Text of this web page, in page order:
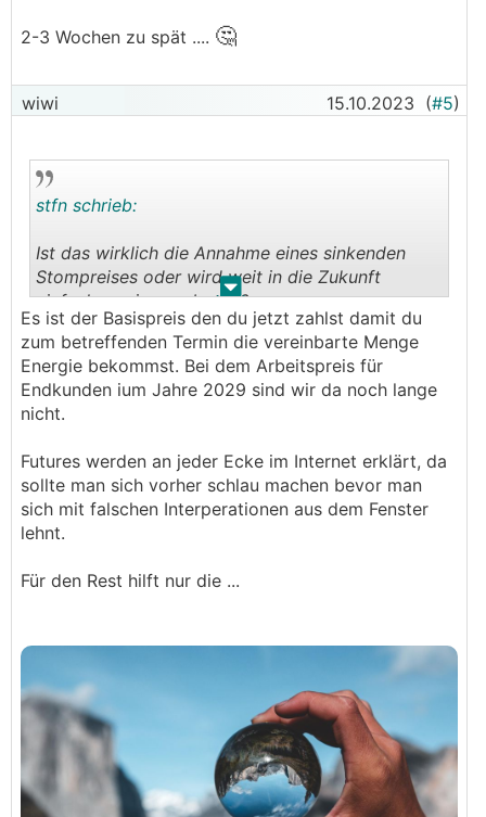
2-3 Wochen zu spät .... 🤔
wiwi 15.10.2023 (#5)
. .
stfn schrieb:
Ist das wirklich die Annahme eines sinkenden
Stompreises oder wird weit in die Zukunft
einfach weniger geboten?
Es ist der Basispreis den du jetzt zahlst damit du
zum betreffenden Termin die vereinbarte Menge
Energie bekommst. Bei dem Arbeitspreis für
Endkunden ium Jahre 2029 sind wir da noch lange
nicht.
Futures werden an jeder Ecke im Internet erklärt, da
sollte man sich vorher schlau machen bevor man
sich mit falschen Interperationen aus dem Fenster
lehnt.
Für den Rest hilft nur die ...